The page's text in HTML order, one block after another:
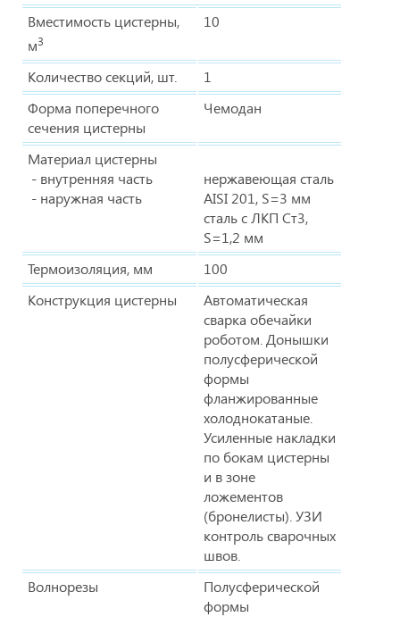
Вместимость цистерны,
м3
10
Количество секций, шт.
1
Форма поперечного
сечения цистерны
Чемодан
Материал цистерны
- внутренняя часть
- наружная часть
нержавеющая сталь
AISI 201, S=3 мм
сталь с ЛКП Ст3,
S=1,2 мм
Термоизоляция, мм
100
Конструкция цистерны
Автоматическая
сварка обечайки
роботом. Донышки
полусферической
формы
фланжированные
холоднокатаные.
Усиленные накладки
по бокам цистерны
и в зоне
ложементов
(бронелисты). УЗИ
контроль сварочных
швов.
Волнорезы
Полусферической
формы